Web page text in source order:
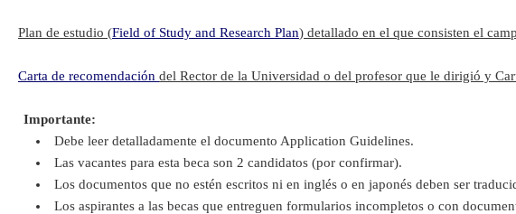
Plan de estudio (Field of Study and Research Plan) detallado en el que consisten el
Carta de recomendación del Rector de la Universidad o del profesor que le dirigió y
Importante:
Debe leer detalladamente el documento Application Guidelines.
Las vacantes para esta beca son 2 candidatos (por confirmar).
Los documentos que no estén escritos ni en inglés o en japonés deben ser
Los aspirantes a las becas que entreguen formularios incompletos o con